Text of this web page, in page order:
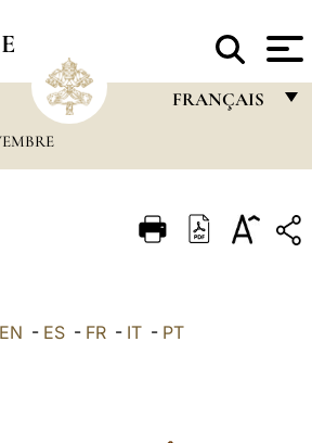
FRANÇAIS
ITALIANO
العربيّة
EN - ES - FR - IT - PT